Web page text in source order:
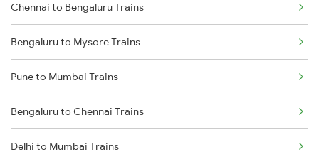
Chennai to Bengaluru Trains
Bengaluru to Mysore Trains
Pune to Mumbai Trains
Bengaluru to Chennai Trains
Delhi to Mumbai Trains